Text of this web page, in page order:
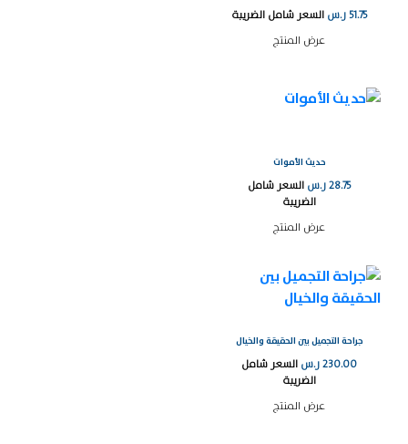
51.75 ر.س السعر شامل الضريبة
عرض المنتج
حديث الأموات
28.75ر.س السعر شامل
الضريبة
عرض المنتج
جراحة التجميل بين الحقيقة والخيال
230.00ر.س السعر شامل
الضريبة
عرض المنتج